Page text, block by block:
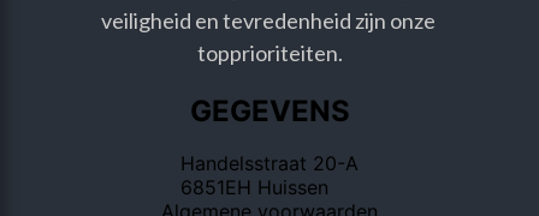
veiligheid en tevredenheid zijn onze
topprioriteiten.
GEGEVENS
Handelsstraat 20-A
6851EH Huissen